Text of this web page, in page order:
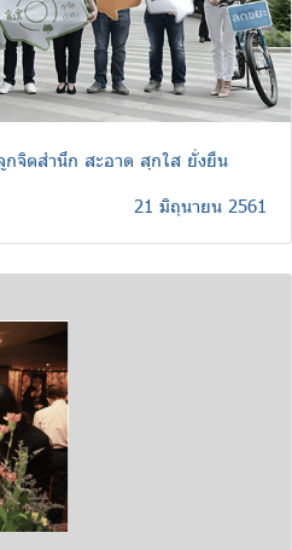
กจิตสำนึก สะอาด สุกใส ยั่งยืน
21 มิถุนายน 2561